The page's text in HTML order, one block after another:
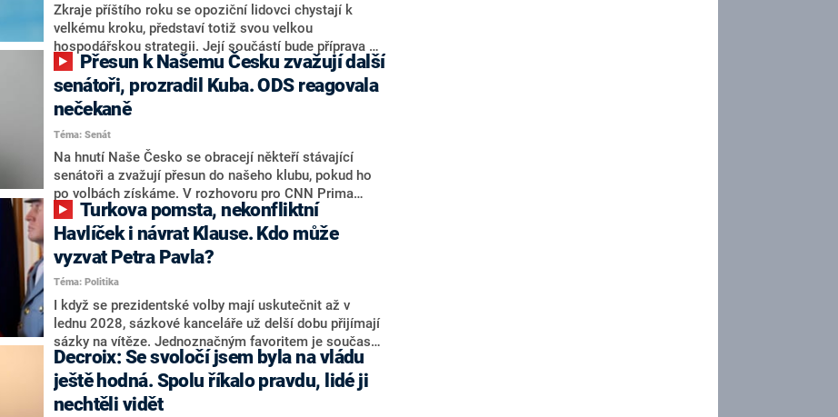
Zkraje příštího roku se opoziční lidovci chystají k
velkému kroku, představí totiž svou velkou
hospodářskou strategii. Její součástí bude příprava na
stárnutí populace, řekl ve středu na setkání s novináři
nový předseda lidovců Jan Grolich. Ten zároveň v
senátních volbách kandiduje ve Vyškově. Popsal i
aktivitu opozice, o níž vládní strany nebo političtí
komentátoři mluví jako o slabé a v defenzivě. „Je to
úmorná práce upozorňovat na chyby vlády. Ministři s
námi navíc nechodí do debat. Chceme ale ukazovat
svoje témata,“ odpověděl Grolich na dotaz CNN Prima
NEWS.
senátoři, prozradil Kuba. ODS reagovala
nečekaně
Téma: Senát
Na hnutí Naše Česko se obracejí někteří stávající
senátoři a zvažují přesun do našeho klubu, pokud ho
po volbách získáme. V rozhovoru pro CNN Prima
NEWS to řekl zakladatel hnutí a jihočeský hejtman
Martin Kuba. Konkrétní nebyl, ale získat by takto mohl
například senátora Zdeňka Hrabu, který je dnes
součástí klubu ODS a TOP 09. Hraba to na dotaz
redakce nevyloučil. Předseda klubu senátorů ODS
Zdeněk Nytra redakci řekl, že počítá s odchodem
některých senátorů z klubu a že Naše Česko není
nepřítel, ale soupeř.
Havlíček i návrat Klause. Kdo může
vyzvat Petra Pavla?
Téma: Politika
I když se prezidentské volby mají uskutečnit až v
lednu 2028, sázkové kanceláře už delší dobu přijímají
sázky na vítěze. Jednoznačným favoritem je současná
hlava státu Petr Pavel. Daleko za ním pak bookmakeři
zmiňují dva výrazné politiky ANO, tedy premiéra
Andreje Babiše a ministra průmyslu Karla Havlíčka.
Decroix: Se svoločí jsem byla na vládu
ještě hodná. Spolu říkalo pravdu, lidé ji
nechtěli vidět